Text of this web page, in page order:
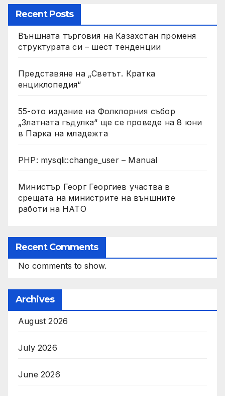
Recent Posts
Външната търговия на Казахстан променя
структурата си – шест тенденции
Представяне на „Светът. Кратка
енциклопедия“
55-ото издание на Фолклорния събор
„Златната гъдулка“ ще се проведе на 8 юни
в Парка на младежта
PHP: mysqli::change_user – Manual
Министър Георг Георгиев участва в
срещата на министрите на външните
работи на НАТО
Recent Comments
No comments to show.
Archives
August 2026
July 2026
June 2026